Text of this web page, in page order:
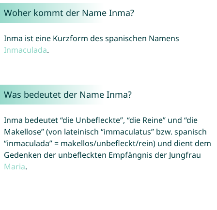
Woher kommt der Name Inma?
Inma ist eine Kurzform des spanischen Namens
Inmaculada.
Was bedeutet der Name Inma?
Inma bedeutet “die Unbefleckte”, “die Reine” und “die
Makellose” (von lateinisch “immaculatus” bzw. spanisch
“inmaculada” = makellos/unbefleckt/rein) und dient dem
Gedenken der unbefleckten Empfängnis der Jungfrau
Maria.